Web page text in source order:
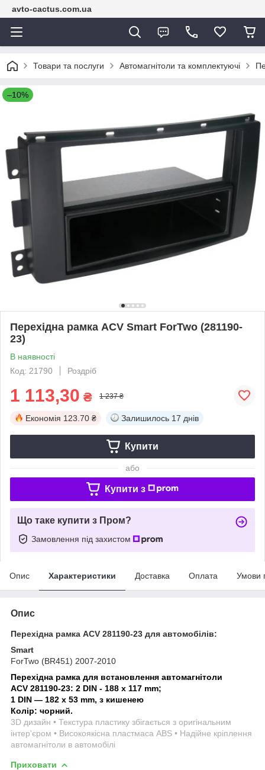
avto-cactus.com.ua
Товари та послуги Автомагнітоли та комплектуючі
–10%
Перехідна рамка ACV Smart ForTwo (281190-
23)
В наявності
Код: 21790
Роздріб
1 113,30 ₴ 1 237 ₴
Економія 123.70 ₴ Залишилось 17 днів
Купити
або
Купити з
Що таке купити з Пром?
Замовлення під захистом
Опис Характеристики Доставка Оплата Умови
Опис
Перехідна рамка ACV 281190-23 для автомобілів:
Smart
ForTwo (BR451) 2007-2010
Перехідна рамка для встановлення автомагнітоли
ACV 281190-23: 2 DIN - 188 x 117 mm;
1 DIN — 182 x 53 mm, з кишенею
Колір: чорний.
3D дизайн • Текстура пластику збігається з оригінальним
інтер'єром • Високоякісна пластмаса ABS • Надійне кріплення
автомагнітоли в автомобілі
Приховати